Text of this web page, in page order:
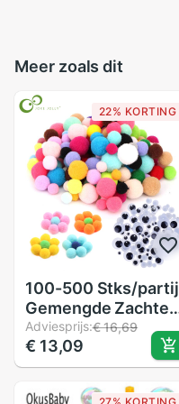
Meer zoals dit
22% KORTING
100-500 Stks/partij
Gemengde Zachte
Ronde Vormige
Pompom Ballen
Pluizige Pom Pom
Voor Kids Diy
Adviesprijs:€ 16,69
€ 13,09